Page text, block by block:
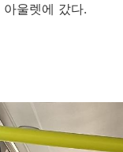
울렛에 갔다.